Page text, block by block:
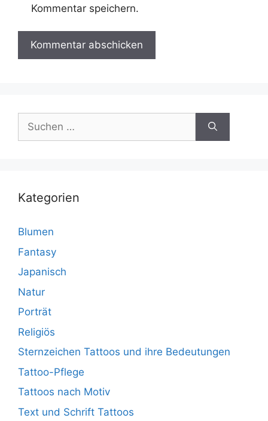
Kommentar speichern.
Suchen
nach:
Kategorien
Blumen
Fantasy
Japanisch
Natur
Porträt
Religiös
Sternzeichen Tattoos und ihre Bedeutungen
Tattoo-Pflege
Tattoos nach Motiv
Text und Schrift Tattoos